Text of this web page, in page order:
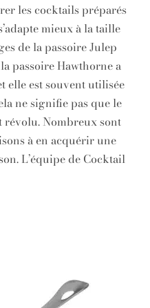
les cocktails préparés
mieux à la taille
de la passoire Julep
passoire Hawthorne a
elle est souvent utilisée
ne signifie pas que le
révolu. Nombreux sont
à en acquérir une
L’équipe de Cocktail